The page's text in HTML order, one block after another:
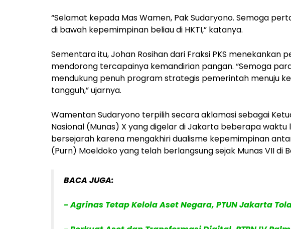
“Selamat kepada Mas Wamen, Pak Sudaryono. Semoga
di bawah kepemimpinan beliau di HKTI,” katanya.
Sementara itu, Johan Rosihan dari Fraksi PKS menekankan
mendorong tercapainya kemandirian pangan. “Semoga
mendukung penuh program strategis pemerintah menuju
tangguh,” ujarnya.
Wamentan Sudaryono terpilih secara aklamasi sebagai
Nasional (Munas) X yang digelar di Jakarta beberapa waktu
bersejarah karena mengakhiri dualisme kepemimpinan
(Purn) Moeldoko yang telah berlangsung sejak Munas VII di
BACA JUGA:
- Agrinas Tetap Kelola Aset Negara, PTUN Jakarta